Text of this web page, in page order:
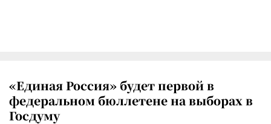
«Единая Россия» будет первой в
федеральном бюллетене на выборах в
Госдуму